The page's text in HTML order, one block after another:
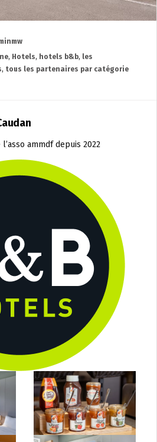
, Hotels, hotels b&b, les
, tous les partenaires par catégorie
ammdf depuis 2022